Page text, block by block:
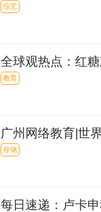
VR》发布
综艺
全球观热点：红
教育
广州网络教育|世
存储
每日速递：卢卡